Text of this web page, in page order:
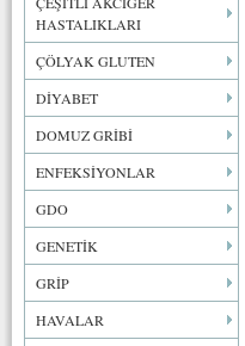
HASTALIKLARI
ÇÖLYAK GLUTEN
DİYABET
DOMUZ GRİBİ
ENFEKSİYONLAR
GDO
GENETİK
GRİP
HAVALAR